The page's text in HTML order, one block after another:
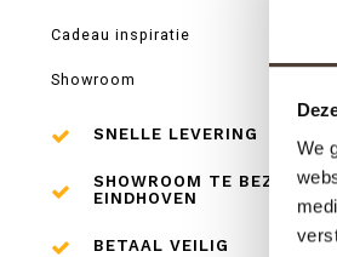
We
Cadeau inspiratie
Showroom
SNELLE LEVERING
SHOWROOM TE
EINDHOVEN
BETAAL VEILIG